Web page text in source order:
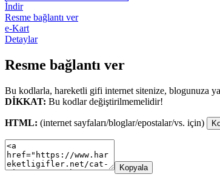
İndir
Resme bağlantı ver
e-Kart
Detaylar
Resme bağlantı ver
Bu kodlarla, hareketli gifi internet sitenize, blogunuza
DİKKAT: Bu kodlar değiştirilmemelidir!
HTML: (internet sayfaları/bloglar/epostalar/vs. için)
Kopyala